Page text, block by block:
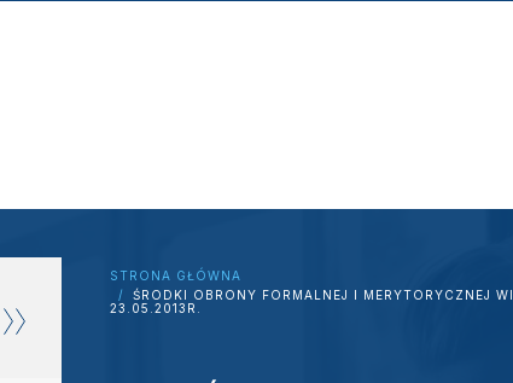
STRONA GŁÓWNA
ŚRODKI OBRONY FORMALNEJ I MERYTORYCZNEJ
23.05.2013R.